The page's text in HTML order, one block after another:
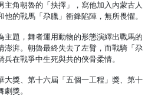
主角朝魯的「抉擇」，寫他加入內蒙古人
他的戰馬「尕臘」衝鋒陷陣，無所畏懼。
主題，舞者運用動物的形態演繹出戰馬的
澎湃。朝魯最終失去了左臂，而戰騎「尕
在戰爭中生死與共的俠骨柔情。
大獎、第十六屆「五個一工程」獎、第十
獎。